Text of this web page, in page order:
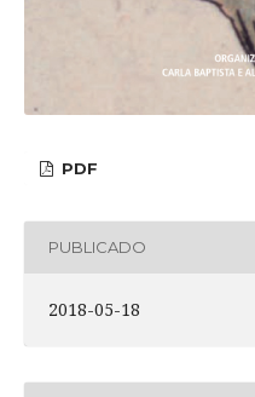
PDF
PUBLICADO
2018-05-18